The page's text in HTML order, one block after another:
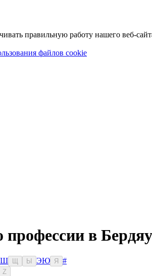
правильную работу нашего веб-
файлов cookie
профессии в
Ш Ы ЭЮ Я
#
Z